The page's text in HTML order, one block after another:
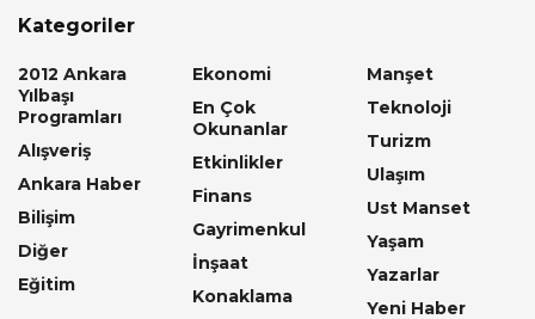
Kategoriler
2012 Ankara
Yılbaşı
Programları
Alışveriş
Ankara Haber
Bilişim
Diğer
Eğitim
Ekonomi
En Çok
Okunanlar
Etkinlikler
Finans
Gayrimenkul
İnşaat
Konaklama
Manşet
Teknoloji
Turizm
Ulaşım
Ust Manset
Yaşam
Yazarlar
Yeni Haber